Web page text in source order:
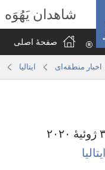
شاهدان یَهُوَه
صفحهٔ اصلی
اخبار منطقه‌ای ایتالیا
۳ ژوئیهٔ ۲۰۲۰
ایتالیا